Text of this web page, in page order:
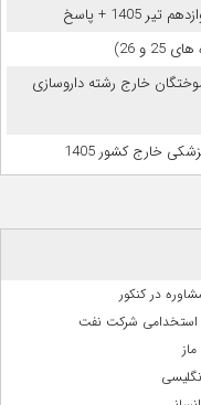
+ پاسخ
خارج رشته داروسازی
خارج کشور 1405
در کنکور
استخدامی شرکت نفت